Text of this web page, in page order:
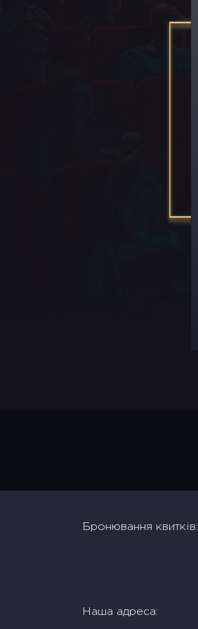
Бронювання квитків:
Наша адреса: